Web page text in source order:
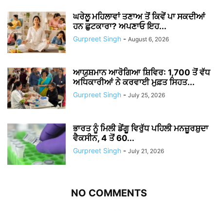
ਘਰੇਲੂ ਮਹਿਲਾਵਾਂ ਤਣਾਅ ਤੋਂ ਕਿਵੇਂ ਪਾ ਸਕਦੀਆਂ
ਹਨ ਛੁਟਕਾਰਾ? ਅਪਣਾਓ ਇਹ...
Gurpreet Singh - August 6, 2026
ਆਯੁਸ਼ਮਾਨ ਆਰੋਗਿਆ ਸ਼ਿਵਿਰ: 1,700 ਤੋਂ ਵੱਧ
ਅਧਿਕਾਰੀਆਂ ਨੇ ਕਰਵਾਈ ਮੁਫ਼ਤ ਸਿਹਤ...
Gurpreet Singh - July 25, 2026
ਭਾਰਤ ਨੂੰ ਮਿਲੀ ਡੇਂਗੂ ਵਿਰੁੱਧ ਪਹਿਲੀ ਮਨਜ਼ੂਰਸ਼ੁਦਾ
ਵੈਕਸੀਨ, 4 ਤੋਂ 60...
Gurpreet Singh - July 21, 2026
NO COMMENTS